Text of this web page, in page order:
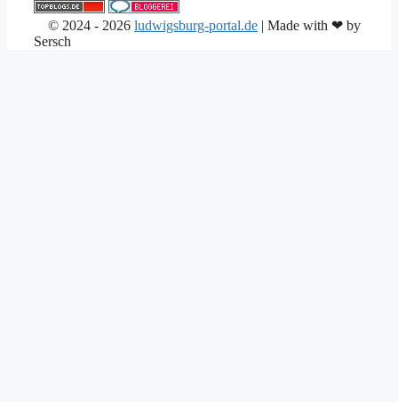
© 2024 - 2026 ludwigsburg-portal.de | Made with ❤ by
Sersch